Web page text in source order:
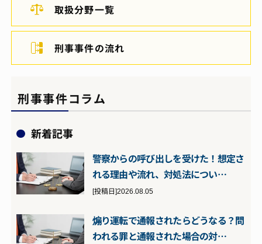
取扱分野一覧
刑事事件の流れ
刑事事件コラム
新着記事
警察からの呼び出しを受けた！想定さ
れる理由や流れ、対処法につい…
[投稿日]2026.08.05
煽り運転で通報されたらどうなる？問
われる罪と通報された場合の対…